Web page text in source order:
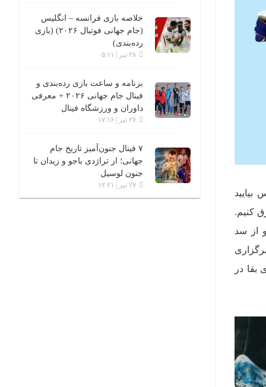
بیایید
کنیم.
از سد
در
خلاصه بازی فرانسه – انگلیس
(جام جهانی فوتبال ۲۰۲۶) (بازی
رده‌بندی)
۲۸ تیر | ۰۵:۱۱
برنامه و ساعت بازی رده‌بندی و
فینال جام جهانی ۲۰۲۶ + معرفی
داوران و ورزشگاه فینال
۲۷ تیر | ۱۷:۱۶
۷ فینال جنون‌آمیز تاریخ جام
جهانی؛ از تراژدی باجو و زیدان تا
جنون لوسیل
۲۷ تیر | ۱۲:۲۱